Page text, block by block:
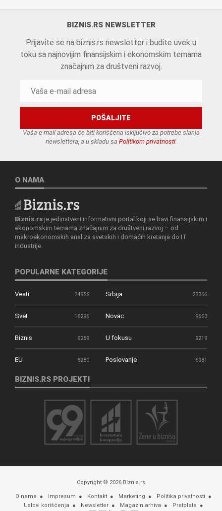
BIZNIS.RS NEWSLETTER
Prijavite se na biznis.rs newsletter i budite uvek u
toku sa najnovijim finansijskim i ekonomskim temama
značajnim za društveni razvoj.
Vaša e-mail adresa će biti korišćena isključivo za potrebe slanja
newslettera, a u skladu sa Politikom privatnosti.
O NAMA
Biznis.rs je jedinstveni informativni portal koji se bavi finansijskim i
ekonomskim temama značajnim za društveni razvoj – od
makroekonomskih analiza svetskih i domaćih kretanja do IT
industrije.
POPULARNE KATEGORIJE
Vesti 24956 Srbija 23366
Svet 16296 Novac 9663
Biznis 9259 U fokusu 9219
EU 8280 Poslovanje 6981
BIZNIS.RS PROJEKTI
Copyright © 2026 Biznis.rs
O nama Impresum Kontakt Marketing
Politika privatnosti
Uslovi korišćenja
Newsletter Magazin arhiva Pretplata